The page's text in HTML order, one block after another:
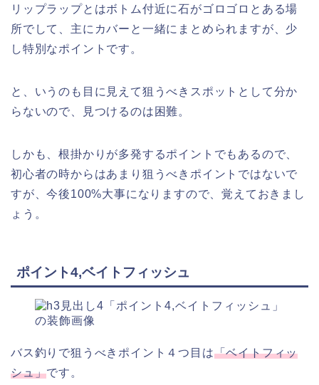
リップラップとはボトム付近に石がゴロゴロとある場
所でして、主にカバーと一緒にまとめられますが、少
し特別なポイントです。
と、いうのも目に見えて狙うべきスポットとして分か
らないので、見つけるのは困難。
しかも、根掛かりが多発するポイントでもあるので、
初心者の時からはあまり狙うべきポイントではないで
すが、今後100%大事になりますので、覚えておきまし
ょう。
ポイント4,ベイトフィッシュ
バス釣りで狙うべきポイント４つ目は「ベイトフィッ
シュ」です。